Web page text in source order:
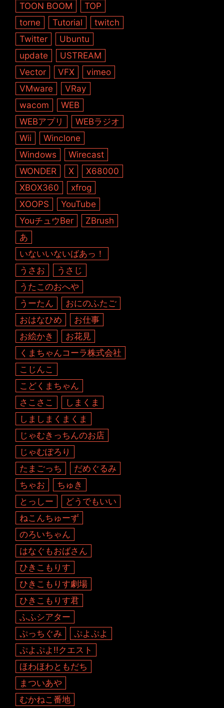
TOON BOOM
TOP
torne
Tutorial
twitch
Twitter
Ubuntu
update
USTREAM
Vector
VFX
vimeo
VMware
VRay
wacom
WEB
WEBアプリ
WEBラジオ
Wii
Winclone
Windows
Wirecast
WONDER
X
X68000
XBOX360
xfrog
XOOPS
YouTube
YouチュウBer
ZBrush
あ
いないいないばあっ！
うさお
うさじ
うたこのおへや
うーたん
おにのふたご
おはなひめ
お仕事
お絵かき
お花見
くまちゃんコーラ株式会社
こじんこ
こどくまちゃん
さこさこ
しまくま
しましまくまくま
じゃむきっちんのお店
じゃむぽろり
たまごっち
だめぐるみ
ちゃお
ちゅき
とっしー
どうでもいい
ねこんちゅーず
のろいちゃん
はなぐもおばさん
ひきこもりす
ひきこもりす劇場
ひきこもりす君
ふふシアター
ぷっちぐみ
ぷよぷよ
ぷよぷよ!!クエスト
ほわほわともだち
まついあや
むかねこ番地